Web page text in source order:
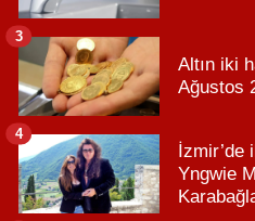
Altın iki
Ağustos
3
İzmir’de
Yngwie
4